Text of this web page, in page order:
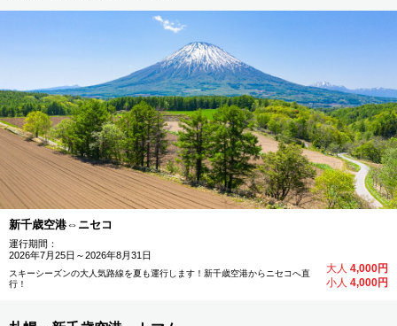
新千歳空港⇔ニセコ
運行期間：
2026年7月25日～2026年8月31日
スキーシーズンの大人気路線を夏も運行します！新千歳空港からニセコへ直
行！
大人 4,000円
小人 4,000円